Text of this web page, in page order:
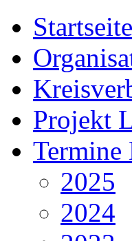
Startseite
Projekt
Termine
2025
2024